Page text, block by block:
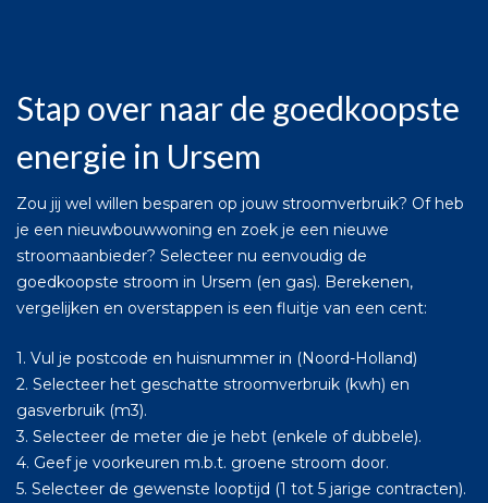
Stap over naar de goedkoopste
energie in Ursem
Zou jij wel willen besparen op jouw stroomverbruik? Of heb
je een nieuwbouwwoning en zoek je een nieuwe
stroomaanbieder? Selecteer nu eenvoudig de
goedkoopste stroom in Ursem (en gas). Berekenen,
vergelijken en overstappen is een fluitje van een cent:
1. Vul je postcode en huisnummer in (Noord-Holland)
2. Selecteer het geschatte stroomverbruik (kwh) en
gasverbruik (m3).
3. Selecteer de meter die je hebt (enkele of dubbele).
4. Geef je voorkeuren m.b.t. groene stroom door.
5. Selecteer de gewenste looptijd (1 tot 5 jarige contracten).